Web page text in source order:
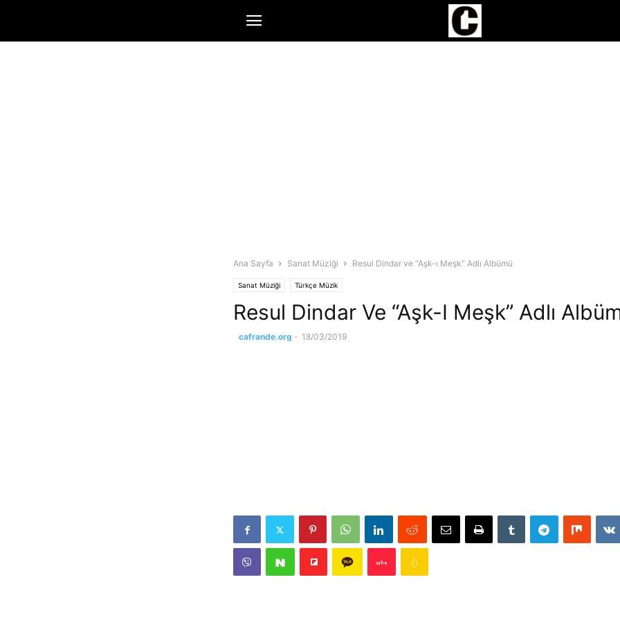
Ana Sayfa Sanat Müziği Resul Dindar ve “Aşk-ı Meşk” Adlı Albümü
Sanat Müziği Türkçe Müzik
Resul Dindar Ve “Aşk-I Meşk” Adlı
cafrande.org - 18/03/2019